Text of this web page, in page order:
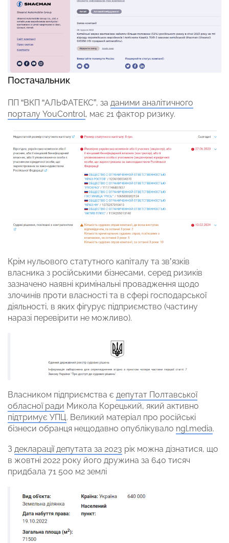
Постачальник
ПП “ВКП “АЛЬФАТЕКС”, за даними аналітичного
порталу YouControl, має 21 фактор ризику.
Крім нульового статутного капіталу та зв’язків
власника з російськими бізнесами, серед ризиків
зазначено наявні кримінальні провадження щодо
злочинів проти власності та в сфері господарської
діяльності, в яких фігурує підприємство (частину
наразі перевірити не можливо).
Власником підприємства є депутат Полтавської
обласної ради Микола Корецький, який активно
підтримує УПЦ. Великий матеріал про російські
бізнеси обранця нещодавно опублікувало ngl.media.
З декларації депутата за 2023 рік можна дізнатися, що
в жовтні 2022 року його дружина за 640 тисяч
придбала 71 500 м2 землі